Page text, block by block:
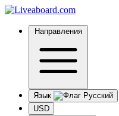
Направления
Язык
USD